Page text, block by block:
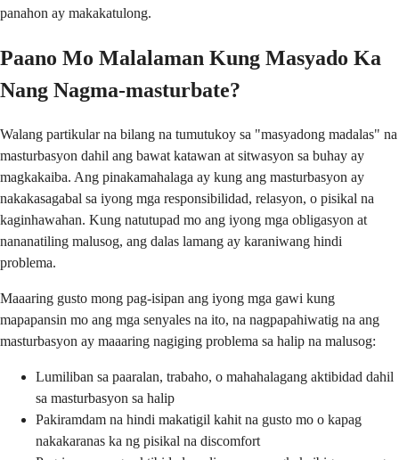
panahon ay makakatulong.
Paano Mo Malalaman Kung Masyado Ka
Nang Nagma-masturbate?
Walang partikular na bilang na tumutukoy sa "masyadong madalas" na
masturbasyon dahil ang bawat katawan at sitwasyon sa buhay ay
magkakaiba. Ang pinakamahalaga ay kung ang masturbasyon ay
nakakasagabal sa iyong mga responsibilidad, relasyon, o pisikal na
kaginhawahan. Kung natutupad mo ang iyong mga obligasyon at
nananatiling malusog, ang dalas lamang ay karaniwang hindi
problema.
Maaaring gusto mong pag-isipan ang iyong mga gawi kung
mapapansin mo ang mga senyales na ito, na nagpapahiwatig na ang
masturbasyon ay maaaring nagiging problema sa halip na malusog:
Lumiliban sa paaralan, trabaho, o mahahalagang aktibidad dahil
sa masturbasyon sa halip
Pakiramdam na hindi makatigil kahit na gusto mo o kapag
nakakaranas ka ng pisikal na discomfort